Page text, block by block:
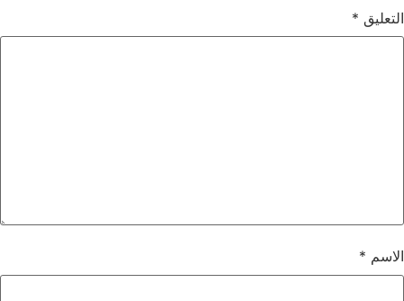
التعليق *
الاسم *